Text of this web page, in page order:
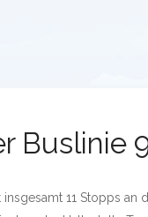
Buslinie
11 Stopps an